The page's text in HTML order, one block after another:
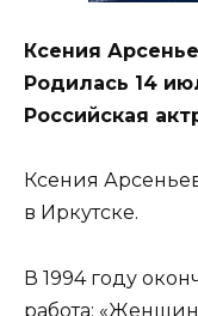
Ксения
Родилась 14
Российская
Ксения
в Иркутске.
В 1994 году
работа: